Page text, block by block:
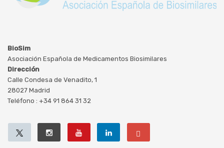
BioSim
Asociación Española de Medicamentos Biosimilares
Dirección
Calle Condesa de Venadito, 1
28027 Madrid
Teléfono : +34 91 864 31 32